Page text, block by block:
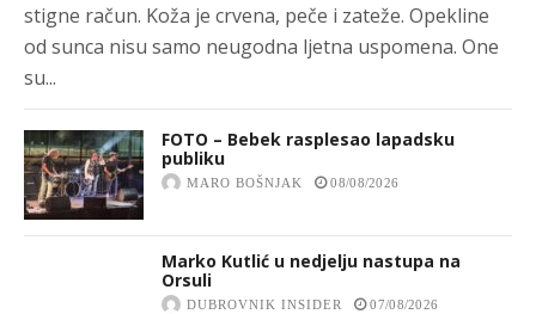
stigne račun. Koža je crvena, peče i zateže. Opekline
od sunca nisu samo neugodna ljetna uspomena. One
su...
FOTO – Bebek rasplesao lapadsku
publiku
MARO BOŠNJAK 08/08/2026
Marko Kutlić u nedjelju nastupa na
Orsuli
DUBROVNIK INSIDER 07/08/2026